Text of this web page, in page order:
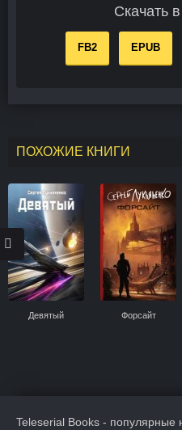
Скачать
FB2 EPUB
ПОХОЖИЕ КНИГИ
Девятый Форсайт
Teleserial Books - популярные